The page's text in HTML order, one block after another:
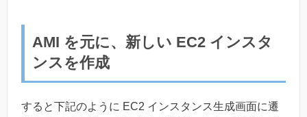
AMI を元に、新しい EC2 インスタ
ンスを作成
すると下記のように EC2 インスタンス生成画面に遷